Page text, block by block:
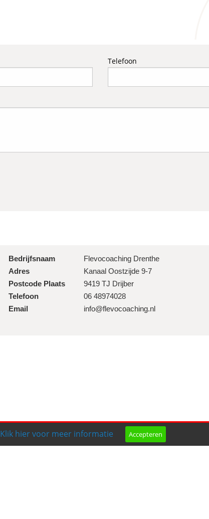
Telefoon
Bedrijfsnaam
Flevocoaching Drenthe
Adres
Kanaal Oostzijde 9-7
Postcode Plaats 9419 TJ Drijber
Telefoon
06 48974028
Email
info@flevocoaching.nl
Klik hier voor meer informatie Accepteren